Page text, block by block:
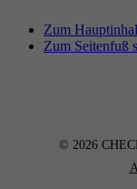
Zum
Zum Seitenfuß
© 2026